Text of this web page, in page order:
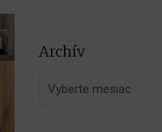
Archív
Archív